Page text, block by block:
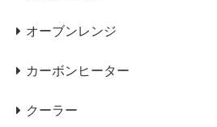
オーブンレンジ
カーボンヒーター
クーラー